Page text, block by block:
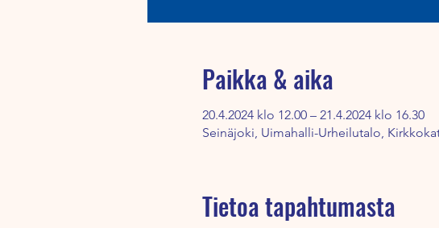
Paikka & aika
20.4.2024 klo 12.00 – 21.4.2024 klo 16.30
Seinäjoki, Uimahalli-Urheilutalo,
Tietoa tapahtumasta